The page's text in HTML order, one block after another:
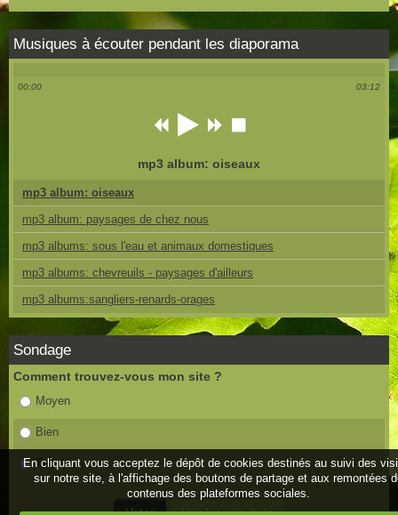
Musiques à écouter pendant les diaporama
00:00 03:12
mp3 album: oiseaux
mp3 album: oiseaux
mp3 album: paysages de chez nous
mp3 albums: sous l'eau et animaux domestiques
mp3 albums: chevreuils - paysages d'ailleurs
mp3 albums:sangliers-renards-orages
Sondage
Comment trouvez-vous mon site ?
Moyen
Bien
Très bien
En cliquant vous acceptez le dépôt de cookies destinés au suivi des
sur notre site, à l'affichage des boutons de partage et aux remontées
contenus des plateformes sociales.